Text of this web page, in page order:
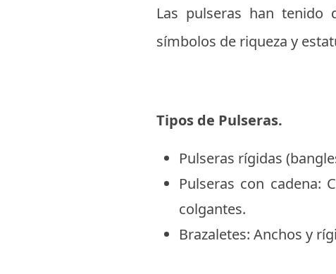
Las pulseras han tenido
símbolos de riqueza y
Tipos de Pulseras.
Pulseras rígidas
Pulseras con cadena:
colgantes.
Brazaletes: Anchos y